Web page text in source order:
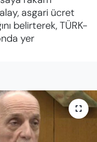
asgari ücret
belirterek, TÜRK-
yer